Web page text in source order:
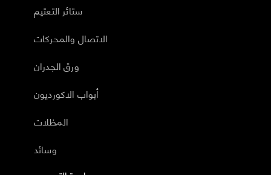
ستائر التعتيم
الاتصال والمحركات
ورق الجدران
أبواب الاكورديون
المظلات
وسائد